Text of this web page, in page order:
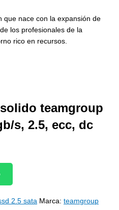
que nace con la expansión de
los profesionales de la
rico en recursos.
teamgroup
s, 2.5, ecc, dc
2.5 sata Marca: teamgroup